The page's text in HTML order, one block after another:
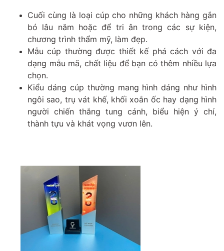
Cuối cùng là loại cúp cho những khách hàng gắn
bó lâu năm hoặc để tri ân trong các sự kiện,
chương trình thẩm mỹ, làm đẹp.
Mẫu cúp thường được thiết kế phá cách với đa
dạng mẫu mã, chất liệu để bạn có thêm nhiều lựa
chọn.
Kiểu dáng cúp thường mang hình dáng như hình
ngôi sao, trụ vát khế, khối xoắn ốc hay dạng hình
người chiến thắng tung cánh, biểu hiện ý chí,
thành tựu và khát vọng vươn lên.